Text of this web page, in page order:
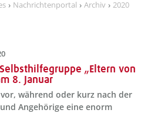
Nachrichtenportal Archiv
2020
„Eltern von
8. Januar
während oder kurz nach der
Angehörige eine enorm